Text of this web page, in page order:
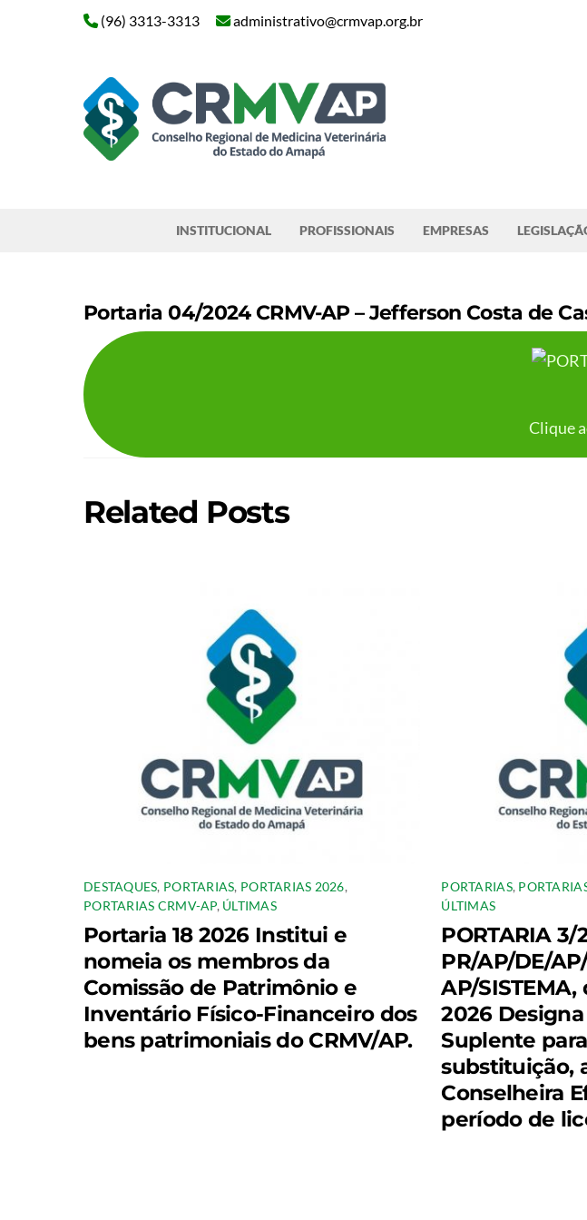
(96) 3313-3313
administrativo@crmvap.org.br
INSTITUCIONAL PROFISSIONAIS EMPRESAS
Portaria 04/2024 CRMV-AP – Jefferson Costa de
Clique
Related Posts
DESTAQUES, PORTARIAS, PORTARIAS 2026,
PORTARIAS CRMV-AP, ÚLTIMAS
Portaria 18 2026 Institui e
nomeia os membros da
Comissão de Patrimônio e
Inventário Físico-Financeiro dos
bens patrimoniais do CRMV/AP.
PORTARIAS,
ÚLTIMAS
PORTARIA 3/
PR/AP/DE/
AP/
2026
Suplente
substituição,
Conselheira
período de